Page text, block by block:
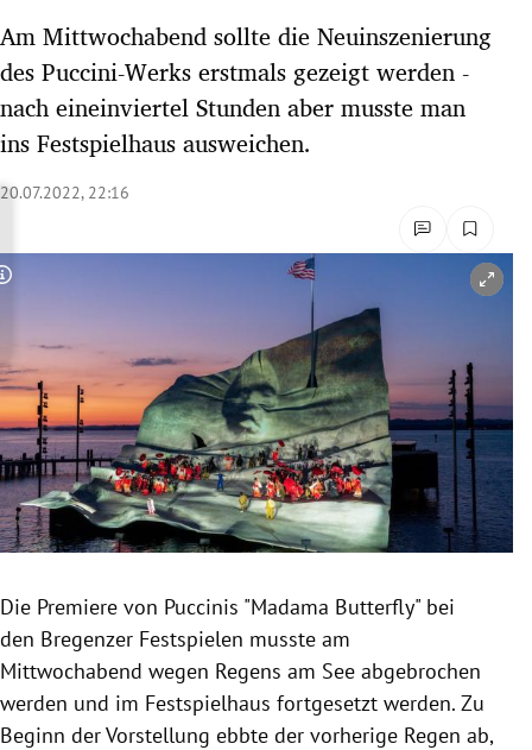
Untermenü
Untermenü
Untermenü
Untermenü
Untermenü
Untermenü
Am Mittwochabend sollte die Neuinszenierung
des Puccini-Werks erstmals gezeigt werden -
nach eineinviertel Stunden aber musste man
ins Festspielhaus ausweichen.
20.07.2022, 22:16
Copyright-Hinweis öffnen/schließen
Die Premiere von Puccinis "Madama Butterfly" bei
den Bregenzer Festspielen musste am
Mittwochabend wegen Regens am See abgebrochen
werden und im Festspielhaus fortgesetzt werden. Zu
Beginn der Vorstellung ebbte der vorherige Regen ab,